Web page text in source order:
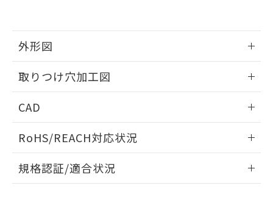
外形図
取りつけ穴加工図
CAD
ドすることができます。
ログイン/会員登録
RoHS/REACH対応状況
EU RoHS 注意事項・凡例
規格認証/適合状況
物質の対応では、対応完了までの期間は出
荷製品に未対応品が混在することから備考
既に当社にて対応品への在庫切替を完了
していることから、特段のことがない限
り、2022年1月12日より割愛しておりま